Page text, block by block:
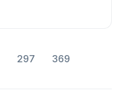
297 369